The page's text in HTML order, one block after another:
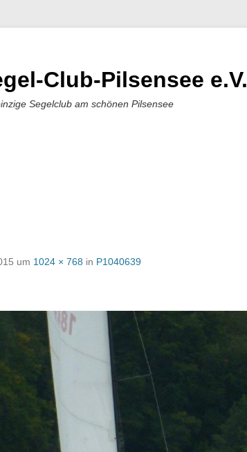
Club-Pilsensee e.V.
Segelclub am schönen Pilsensee
um 1024 × 768 in P1040639